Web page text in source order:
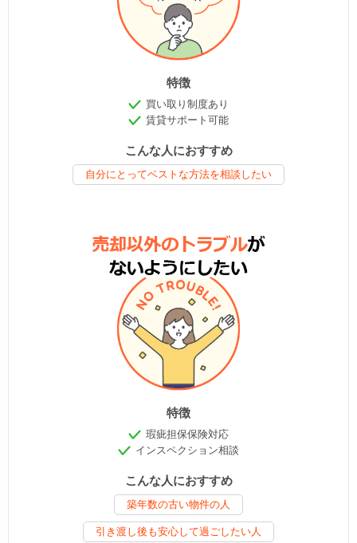
特徴
買い取り制度あり
賃貸サポート可能
こんな人におすすめ
自分にとってベストな方法を相談したい
特徴
瑕疵担保保険対応
インスペクション相談
こんな人におすすめ
築年数の古い物件の人
引き渡し後も安心して過ごしたい人